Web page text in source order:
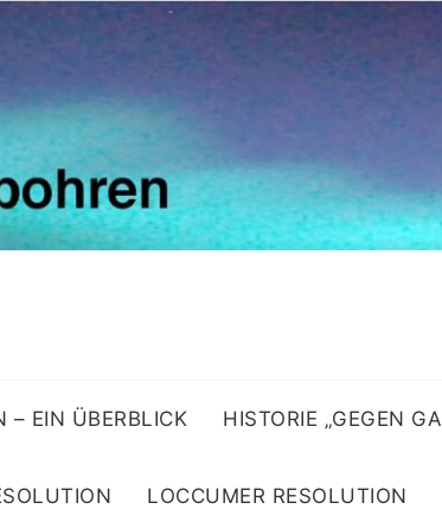
– EIN ÜBERBLICK HISTORIE „GEGEN
LOCCUMER RESOLUTION